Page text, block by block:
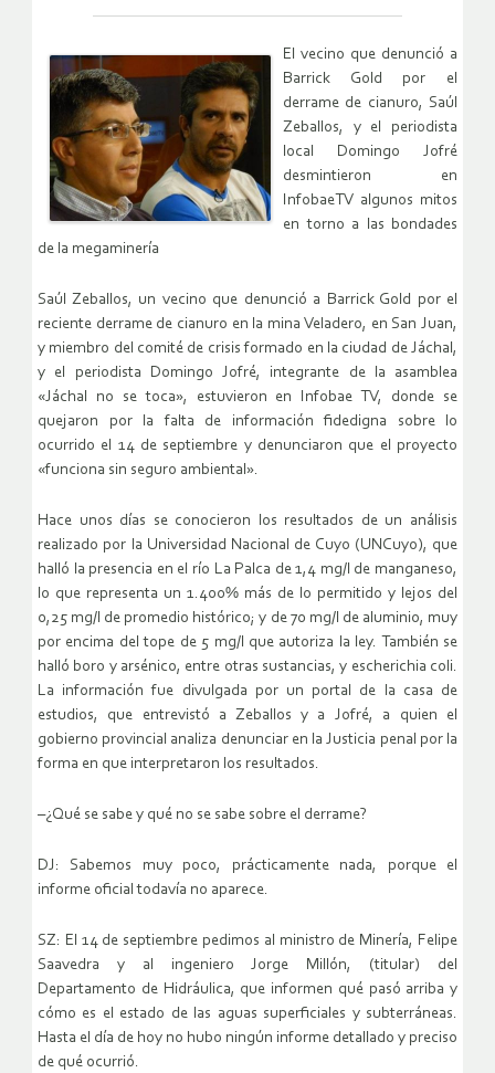
El vecino que denunció a
Barrick Gold por el
derrame de cianuro, Saúl
Zeballos, y el periodista
local Domingo Jofré
desmintieron en
InfobaeTV algunos mitos
en torno a las bondades
de la megaminería
Saúl Zeballos, un vecino que denunció a Barrick Gold por el
reciente derrame de cianuro en la mina Veladero, en San Juan,
y miembro del comité de crisis formado en la ciudad de Jáchal,
y el periodista Domingo Jofré, integrante de la asamblea
«Jáchal no se toca», estuvieron en Infobae TV, donde se
quejaron por la falta de información fidedigna sobre lo
ocurrido el 14 de septiembre y denunciaron que el proyecto
«funciona sin seguro ambiental».
Hace unos días se conocieron los resultados de un análisis
realizado por la Universidad Nacional de Cuyo (UNCuyo), que
halló la presencia en el río La Palca de 1,4 mg/l de manganeso,
lo que representa un 1.400% más de lo permitido y lejos del
0,25 mg/l de promedio histórico; y de 70 mg/l de aluminio, muy
por encima del tope de 5 mg/l que autoriza la ley. También se
halló boro y arsénico, entre otras sustancias, y escherichia coli.
La información fue divulgada por un portal de la casa de
estudios, que entrevistó a Zeballos y a Jofré, a quien el
gobierno provincial analiza denunciar en la Justicia penal por la
forma en que interpretaron los resultados.
–¿Qué se sabe y qué no se sabe sobre el derrame?
DJ: Sabemos muy poco, prácticamente nada, porque el
informe oficial todavía no aparece.
SZ: El 14 de septiembre pedimos al ministro de Minería, Felipe
Saavedra y al ingeniero Jorge Millón, (titular) del
Departamento de Hidráulica, que informen qué pasó arriba y
cómo es el estado de las aguas superficiales y subterráneas.
Hasta el día de hoy no hubo ningún informe detallado y preciso
de qué ocurrió.